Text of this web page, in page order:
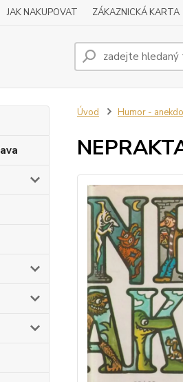
JAK NAKUPOVAT ZÁKAZNICKÁ KARTA
Úvod Humor -